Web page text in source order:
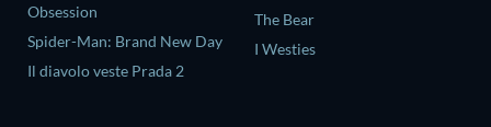
Obsession
Spider-Man: Brand New Day
Il diavolo veste Prada 2
The Bear
I Westies